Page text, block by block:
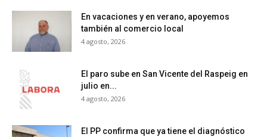
En vacaciones y en verano, apoyemos
también al comercio local
4 agosto, 2026
El paro sube en San Vicente del Raspeig en
julio en...
4 agosto, 2026
El PP confirma que ya tiene el diagnóstico